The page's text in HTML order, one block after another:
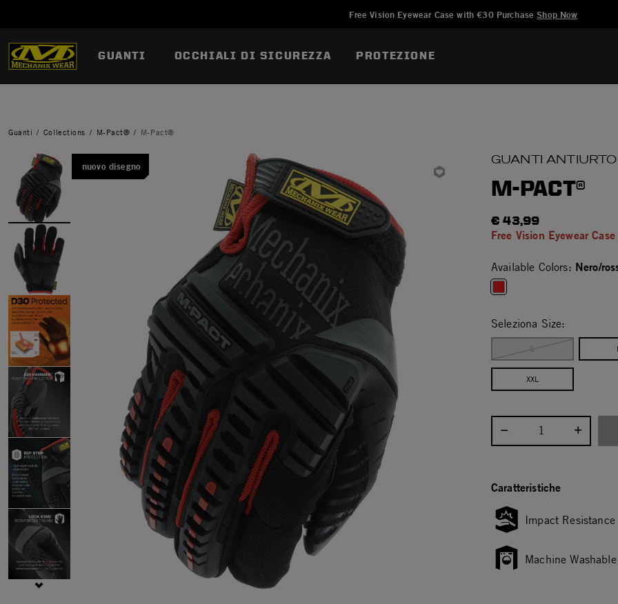
Free Vision Eyewear Case with €30 PurchaseShop Now
GUANTI OCCHIALI DI SICUREZZA PROTEZIONE
Guanti Collections M-Pact® M-Pact®
nuovo disegno GUANTI ANTIURTO
M-PACT®
€ 43,99
Free Vision Eyewear
Available Colors: Nero/
Seleziona Size:
S
XXL
Seleziona la quantità:
Caratteristiche
Impact Resistance
Machine Washable
Aggiunto a Gestisci Lista dei Desideri